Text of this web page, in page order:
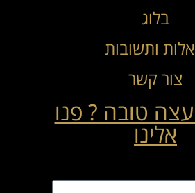
בלוג
ותשובות
צור קשר
עצה טובה ? פנו
אלינו